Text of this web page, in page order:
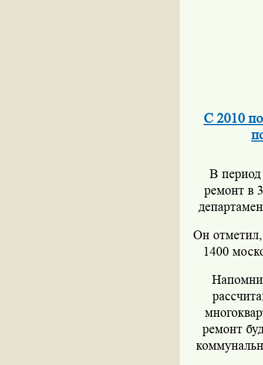
С 2010
В период
ремонт в
Он отметил,
1400
ремонт